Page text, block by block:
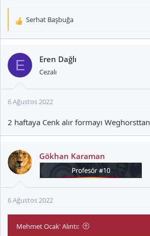
T
k
l
Serhat Başbuğa
E Eren Dağlı
Cezalı
6 Ağustos 2022
2 haftaya Cenk alır formayı Weghorsttan
Gökhan Karaman
6 Ağustos 2022
Mehmet Ocak' Alıntı: